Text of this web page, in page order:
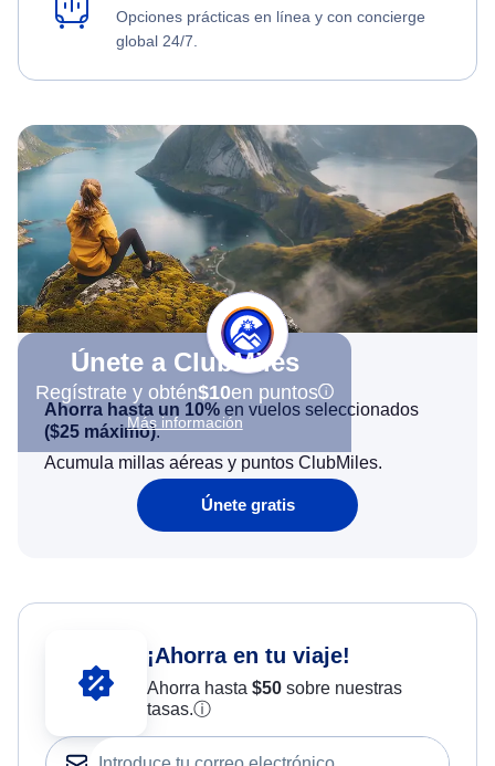
Opciones prácticas en línea y con concierge
global 24/7.
Únete a ClubMiles
Regístrate y obtén$10en puntos
Más información
Ahorra hasta un 10% en vuelos seleccionados
($25 máximo).
Acumula millas aéreas y puntos ClubMiles.
Únete gratis
¡Ahorra en tu viaje!
Ahorra hasta $50sobre nuestras
tasas.ⓘ